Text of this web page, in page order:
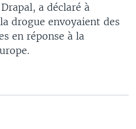
a déclaré à
drogue envoyaient des
en réponse à la